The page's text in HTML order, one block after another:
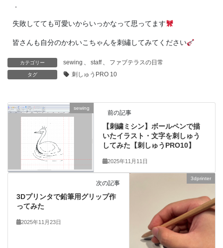
．
失敗してても可愛いからいっかなって思ってます
皆さんも自分のかわいこちゃんを刺繡してみてください
カテゴリー sewing 、 staff 、 ファブテラスの日常
タグ 刺しゅうPRO 10
sewing
前の記事
【刺繍ミシン】ボールペンで描
いたイラスト・文字を刺しゅう
してみた【刺しゅうPRO10】
2025年11月11日
3dprinter
次の記事
3Dプリンタで鉛筆用グリップ作
ってみた
2025年11月23日